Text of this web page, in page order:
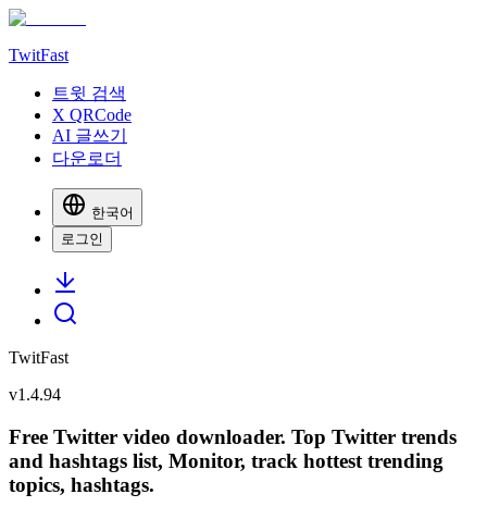
TwitFast
트윗 검색
X QRCode
AI 글쓰기
다운로더
한국어
로그인
TwitFast
v1.4.94
Free Twitter video downloader. Top Twitter trends
and hashtags list, Monitor, track hottest trending
topics, hashtags.